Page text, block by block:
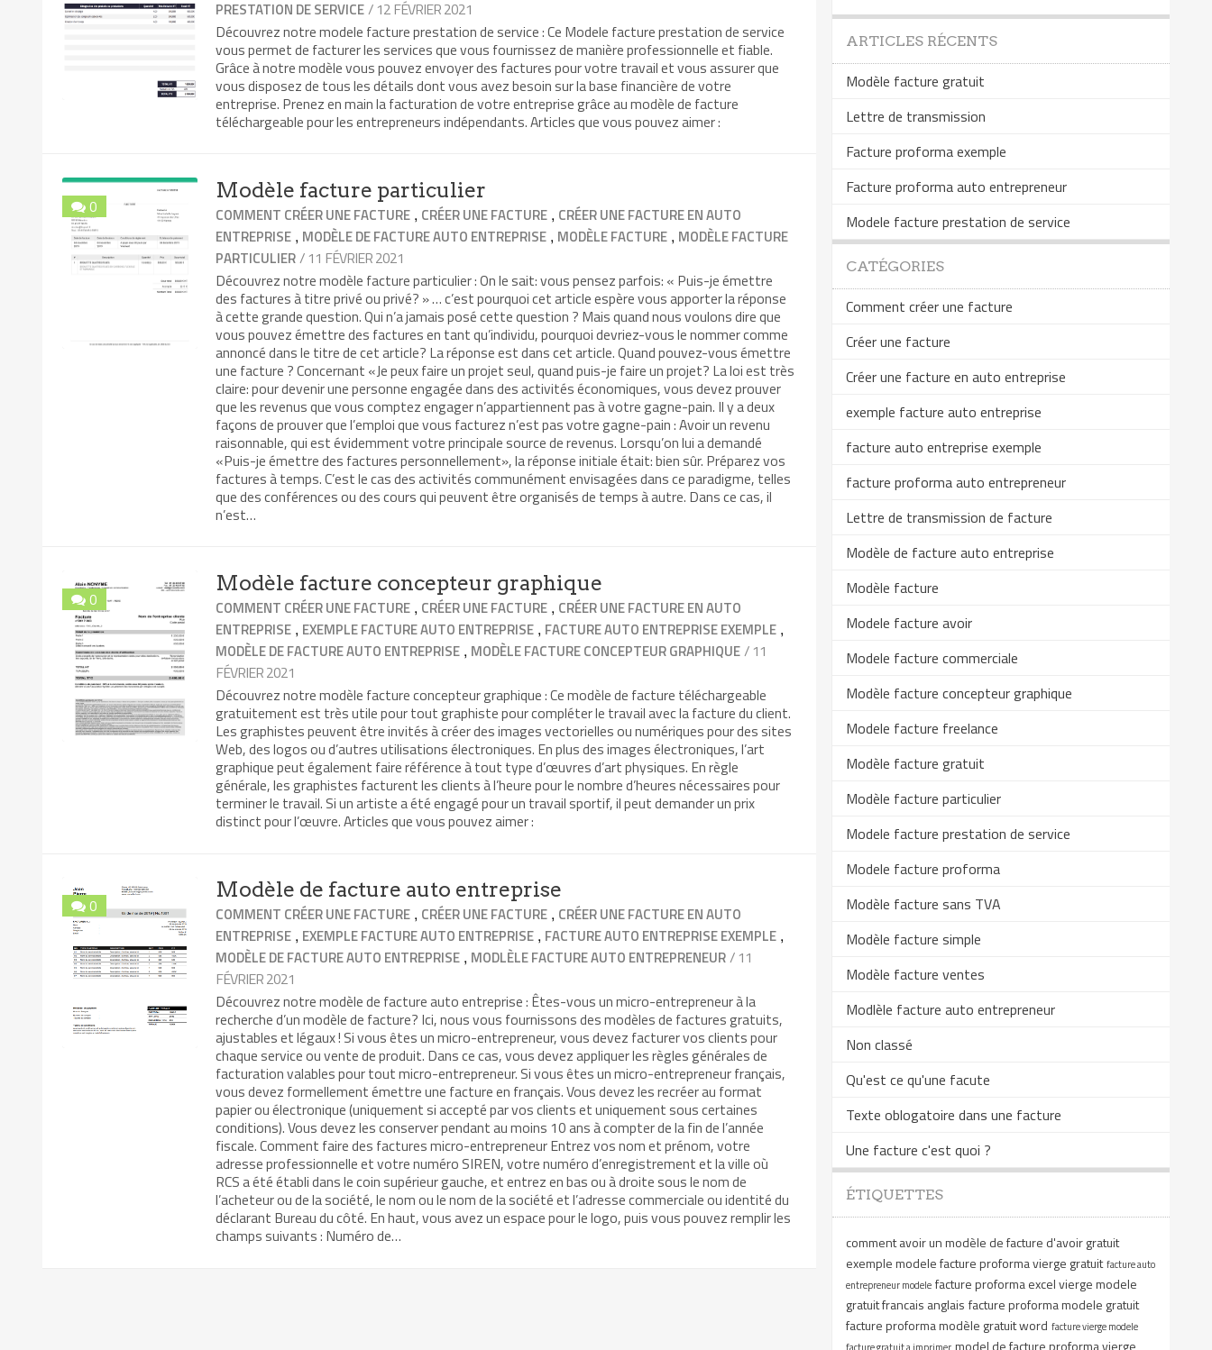
PRESTATION DE SERVICE/ 12 FÉVRIER 2021
Découvrez notre modele facture prestation de service : Ce Modele facture prestation de service
vous permet de facturer les services que vous fournissez de manière professionnelle et fiable.
Grâce à notre modèle vous pouvez envoyer des factures pour votre travail et vous assurer que
vous disposez de tous les détails dont vous avez besoin sur la base financière de votre
entreprise. Prenez en main la facturation de votre entreprise grâce au modèle de facture
téléchargeable pour les entrepreneurs indépendants. Articles que vous pouvez aimer :
0
Modèle facture particulier
COMMENT CRÉER UNE FACTURE , CRÉER UNE FACTURE , CRÉER UNE FACTURE EN AUTO
ENTREPRISE , MODÈLE DE FACTURE AUTO ENTREPRISE , MODÈLE FACTURE , MODÈLE FACTURE
PARTICULIER/ 11 FÉVRIER 2021
Découvrez notre modèle facture particulier : On le sait: vous pensez parfois: « Puis-je émettre
des factures à titre privé ou privé? » … c’est pourquoi cet article espère vous apporter la réponse
à cette grande question. Qui n’a jamais posé cette question ? Mais quand nous voulons dire que
vous pouvez émettre des factures en tant qu’individu, pourquoi devriez-vous le nommer comme
annoncé dans le titre de cet article? La réponse est dans cet article. Quand pouvez-vous émettre
une facture ? Concernant «Je peux faire un projet seul, quand puis-je faire un projet? La loi est très
claire: pour devenir une personne engagée dans des activités économiques, vous devez prouver
que les revenus que vous comptez engager n’appartiennent pas à votre gagne-pain. Il y a deux
façons de prouver que l’emploi que vous facturez n’est pas votre gagne-pain : Avoir un revenu
raisonnable, qui est évidemment votre principale source de revenus. Lorsqu’on lui a demandé
«Puis-je émettre des factures personnellement», la réponse initiale était: bien sûr. Préparez vos
factures à temps. C’est le cas des activités communément envisagées dans ce paradigme, telles
que des conférences ou des cours qui peuvent être organisés de temps à autre. Dans ce cas, il
n’est…
0
Modèle facture concepteur graphique
COMMENT CRÉER UNE FACTURE , CRÉER UNE FACTURE , CRÉER UNE FACTURE EN AUTO
ENTREPRISE , EXEMPLE FACTURE AUTO ENTREPRISE , FACTURE AUTO ENTREPRISE EXEMPLE ,
MODÈLE DE FACTURE AUTO ENTREPRISE , MODÈLE FACTURE CONCEPTEUR GRAPHIQUE/ 11
FÉVRIER 2021
Découvrez notre modèle facture concepteur graphique : Ce modèle de facture téléchargeable
gratuitement est très utile pour tout graphiste pour compléter le travail avec la facture du client.
Les graphistes peuvent être invités à créer des images vectorielles ou numériques pour des sites
Web, des logos ou d’autres utilisations électroniques. En plus des images électroniques, l’art
graphique peut également faire référence à tout type d’œuvres d’art physiques. En règle
générale, les graphistes facturent les clients à l’heure pour le nombre d’heures nécessaires pour
terminer le travail. Si un artiste a été engagé pour un travail sportif, il peut demander un prix
distinct pour l’œuvre. Articles que vous pouvez aimer :
0
Modèle de facture auto entreprise
COMMENT CRÉER UNE FACTURE , CRÉER UNE FACTURE , CRÉER UNE FACTURE EN AUTO
ENTREPRISE , EXEMPLE FACTURE AUTO ENTREPRISE , FACTURE AUTO ENTREPRISE EXEMPLE ,
MODÈLE DE FACTURE AUTO ENTREPRISE , MODLÈLE FACTURE AUTO ENTREPRENEUR/ 11
FÉVRIER 2021
Découvrez notre modèle de facture auto entreprise : Êtes-vous un micro-entrepreneur à la
recherche d’un modèle de facture? Ici, nous vous fournissons des modèles de factures gratuits,
ajustables et légaux ! Si vous êtes un micro-entrepreneur, vous devez facturer vos clients pour
chaque service ou vente de produit. Dans ce cas, vous devez appliquer les règles générales de
facturation valables pour tout micro-entrepreneur. Si vous êtes un micro-entrepreneur français,
vous devez formellement émettre une facture en français. Vous devez les recréer au format
papier ou électronique (uniquement si accepté par vos clients et uniquement sous certaines
conditions). Vous devez les conserver pendant au moins 10 ans à compter de la fin de l’année
fiscale. Comment faire des factures micro-entrepreneur Entrez vos nom et prénom, votre
adresse professionnelle et votre numéro SIREN, votre numéro d’enregistrement et la ville où
RCS a été établi dans le coin supérieur gauche, et entrez en bas ou à droite sous le nom de
l’acheteur ou de la société, le nom ou le nom de la société et l’adresse commerciale ou identité du
déclarant Bureau du côté. En haut, vous avez un espace pour le logo, puis vous pouvez remplir les
champs suivants : Numéro de…
ARTICLES RÉCENTS
Modèle facture gratuit
Lettre de transmission
Facture proforma exemple
Facture proforma auto entrepreneur
Modele facture prestation de service
CATÉGORIES
Comment créer une facture
Créer une facture
Créer une facture en auto entreprise
exemple facture auto entreprise
facture auto entreprise exemple
facture proforma auto entrepreneur
Lettre de transmission de facture
Modèle de facture auto entreprise
Modèle facture
Modele facture avoir
Modele facture commerciale
Modèle facture concepteur graphique
Modele facture freelance
Modèle facture gratuit
Modèle facture particulier
Modele facture prestation de service
Modele facture proforma
Modèle facture sans TVA
Modèle facture simple
Modèle facture ventes
Modlèle facture auto entrepreneur
Non classé
Qu'est ce qu'une facute
Texte oblogatoire dans une facture
Une facture c'est quoi ?
ÉTIQUETTES
comment avoir un modèle de facture d'avoir gratuit
exemple modele facture proforma vierge gratuit facture auto
entrepreneur modele facture proforma excel vierge modele
gratuit francais anglais facture proforma modele gratuit
facture proforma modèle gratuit word facture vierge modele
model de facture proforma vierge